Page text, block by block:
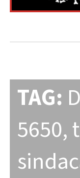
TAG:
5650,